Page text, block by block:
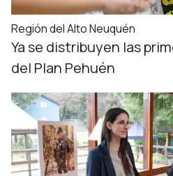
Región del Alto Neuquén
Ya se distribuyen las
del Plan Pehuén